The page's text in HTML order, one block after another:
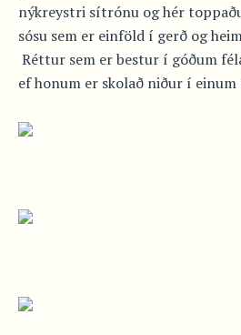
nýkreystri sítrónu og hér
sósu sem er einföld í gerð og
Réttur sem er bestur í góðum
ef honum er skolað niður í einum